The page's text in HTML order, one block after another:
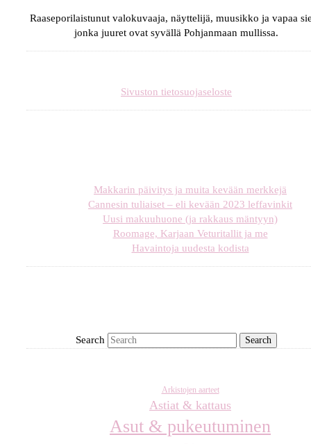
Raaseporilaistunut valokuvaaja, näyttelijä, muusikko ja vapaa
jonka juuret ovat syvällä Pohjanmaan mullissa.
Sivuston tietosuojaseloste
Makkarin päivitys ja muita kevään merkkejä
Cannesin tuliaiset – eli kevään 2023 leffavinkit
Uusi makuuhuone (ja rakkaus mäntyyn)
Roomage, Karjaan Veturitallit ja me
Havaintoja uudesta kodista
Search
Arkistojen aarteet
Astiat & kattaus
Asut & pukeutuminen